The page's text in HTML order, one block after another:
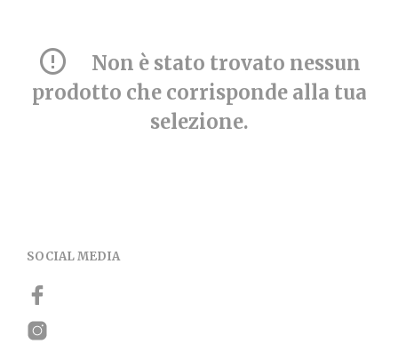
Non è stato trovato nessun
prodotto che corrisponde alla tua
selezione.
SOCIAL MEDIA